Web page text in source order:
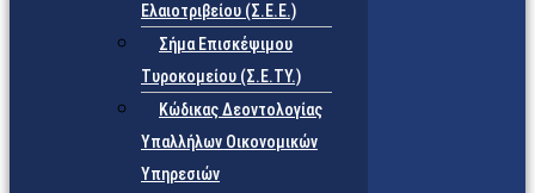
Ελαιοτριβείου (Σ.Ε.Ε.)
Σήμα Επισκέψιμου
Τυροκομείου (Σ.Ε.TY.)
Κώδικας Δεοντολογίας
Υπαλλήλων Οικονομικών
Υπηρεσιών